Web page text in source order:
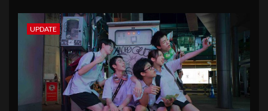
UPDATE